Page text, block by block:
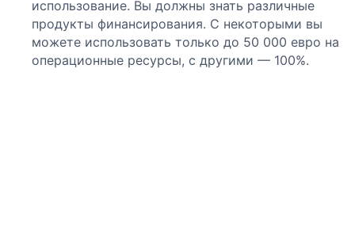
использование. Вы должны знать различные
продукты финансирования. С некоторыми вы
можете использовать только до 50 000 евро на
операционные ресурсы, с другими — 100%.